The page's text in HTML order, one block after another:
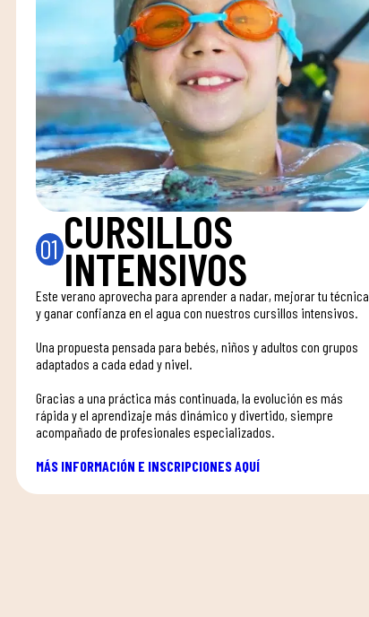
01 CURSILLOS
INTENSIVOS
Este verano aprovecha para aprender a nadar, mejorar tu técnica
y ganar confianza en el agua con nuestros cursillos intensivos.
Una propuesta pensada para bebés, niños y adultos con grupos
adaptados a cada edad y nivel.
Gracias a una práctica más continuada, la evolución es más
rápida y el aprendizaje más dinámico y divertido, siempre
acompañado de profesionales especializados.
MÁS INFORMACIÓN E INSCRIPCIONES AQUÍ